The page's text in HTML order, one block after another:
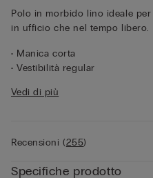
Polo in morbido lino ideale
in ufficio che nel tempo libero.
• Manica corta
• Vestibilità regular
Info per il cliente:
presentato in questa pagina.
Vedi di più
Recensioni(255)
Specifiche prodotto